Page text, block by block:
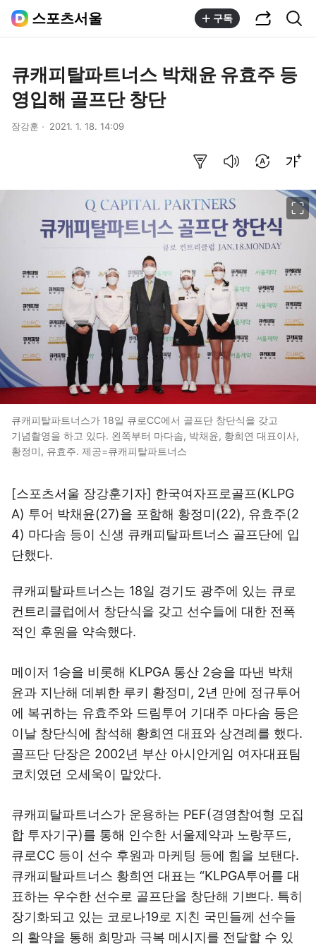
스포츠서울 구독
큐캐피탈파트너스 박채윤 유효주 등
영입해 골프단 창단
장강훈 2021. 1. 18. 14:09
큐캐피탈파트너스가 18일 큐로CC에서 골프단 창단식을 갖고
기념촬영을 하고 있다. 왼쪽부터 마다솜, 박채윤, 황희연 대표이사,
황정미, 유효주. 제공=큐캐피탈파트너스
[스포츠서울 장강훈기자] 한국여자프로골프(KLPG
A) 투어 박채윤(27)을 포함해 황정미(22), 유효주(2
4) 마다솜 등이 신생 큐캐피탈파트너스 골프단에 입
단했다.
큐캐피탈파트너스는 18일 경기도 광주에 있는 큐로
컨트리클럽에서 창단식을 갖고 선수들에 대한 전폭
적인 후원을 약속했다.
메이저 1승을 비롯해 KLPGA 통산 2승을 따낸 박채
윤과 지난해 데뷔한 루키 황정미, 2년 만에 정규투어
에 복귀하는 유효주와 드림투어 기대주 마다솜 등은
이날 창단식에 참석해 황희연 대표와 상견례를 했다.
골프단 단장은 2002년 부산 아시안게임 여자대표팀
코치였던 오세욱이 맡았다.
큐캐피탈파트너스가 운용하는 PEF(경영참여형 모집
합 투자기구)를 통해 인수한 서울제약과 노랑푸드,
큐로CC 등이 선수 후원과 마케팅 등에 힘을 보탠다.
큐캐피탈파트너스 황희연 대표는 “KLPGA투어를 대
표하는 우수한 선수로 골프단을 창단해 기쁘다. 특히
장기화되고 있는 코로나19로 지친 국민들께 선수들
의 활약을 통해 희망과 극복 메시지를 전달할 수 있